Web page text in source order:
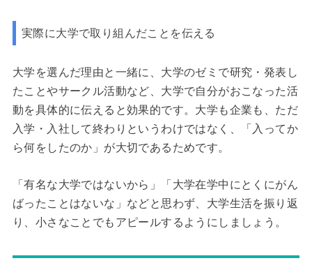
実際に大学で取り組んだことを伝える
大学を選んだ理由と一緒に、大学のゼミで研究・発表し
たことやサークル活動など、大学で自分がおこなった活
動を具体的に伝えると効果的です。大学も企業も、ただ
入学・入社して終わりというわけではなく、「入ってか
ら何をしたのか」が大切であるためです。
「有名な大学ではないから」「大学在学中にとくにがん
ばったことはないな」などと思わず、大学生活を振り返
り、小さなことでもアピールするようにしましょう。